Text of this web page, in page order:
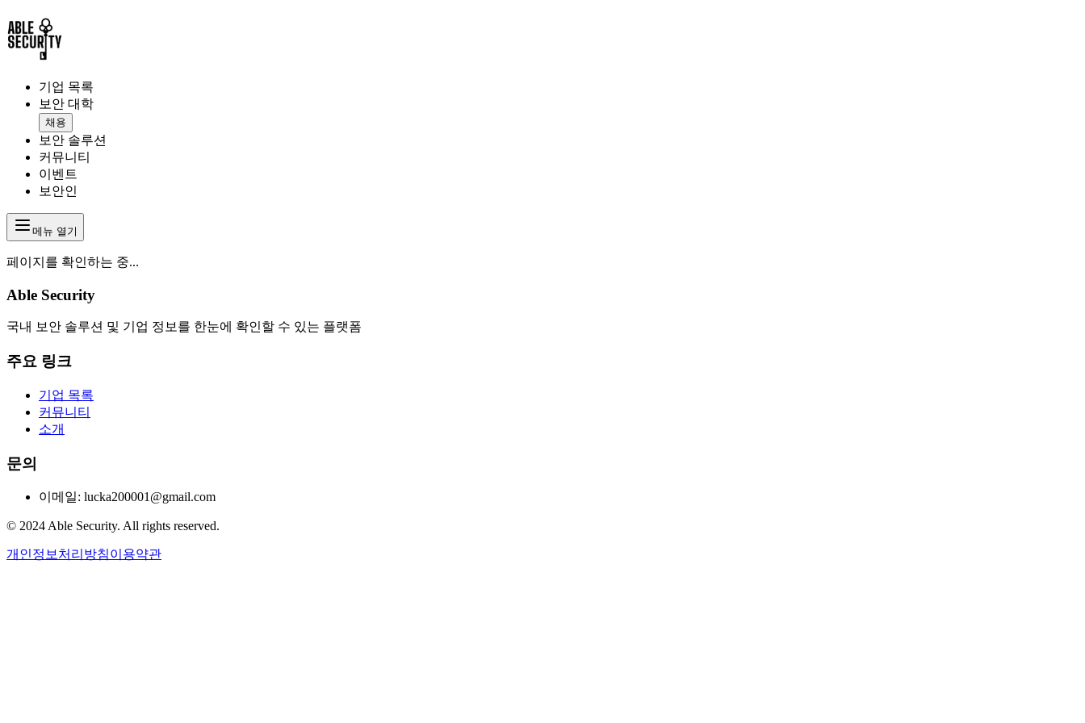
기업 목록
보안 대학
채용
보안 솔루션
커뮤니티
이벤트
보안인
메뉴 열기
페이지를 확인하는 중...
Able Security
국내 보안 솔루션 및 기업 정보를 한눈에 확인할 수 있는 플랫폼
주요 링크
기업 목록
커뮤니티
소개
문의
이메일: lucka200001@gmail.com
© 2024 Able Security. All rights reserved.
개인정보처리방침이용약관